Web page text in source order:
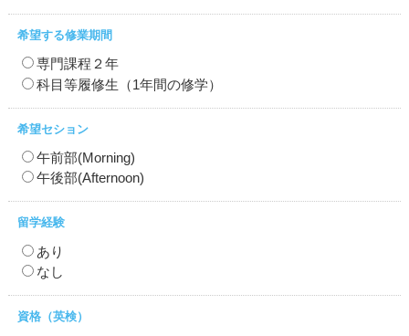
希望する修業期間
専門課程２年
科目等履修生（1年間の修学）
希望セション
午前部(Morning)
午後部(Afternoon)
留学経験
あり
なし
資格（英検）